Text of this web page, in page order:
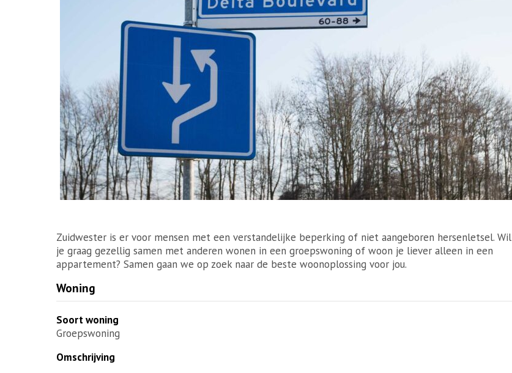
Zuidwester is er voor mensen met een verstandelijke beperking of niet aangeboren hersenletsel. Wil
je graag gezellig samen met anderen wonen in een groepswoning of woon je liever alleen in een
appartement? Samen gaan we op zoek naar de beste woonoplossing voor jou.
Woning
Soort woning
Groepswoning
Omschrijving